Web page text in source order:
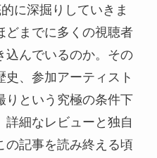
に深掘りしていきま
どまでに多くの視聴者
込んでいるのか。その
、参加アーティスト
りという究極の条件下
詳細なレビューと独自
の記事を読み終える頃